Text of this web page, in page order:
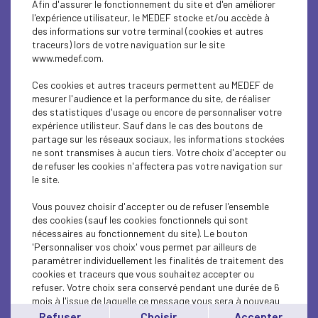
SOCIAL
CSR
PARITY-DIVERSITY
ECONOMY
ECONOMY
MEDEF LIFE
MEDEF LIFE
MEDEF LIFE
ECONOMY
Afin d'assurer le fonctionnement du site et d'en améliorer
l'expérience utilisateur, le MEDEF stocke et/ou accède à
des informations sur votre terminal (cookies et autres
traceurs) lors de votre naviguation sur le site
www.medef.com.
Ces cookies et autres traceurs permettent au MEDEF de
mesurer l'audience et la performance du site, de réaliser
des statistiques d'usage ou encore de personnaliser votre
expérience utilisteur. Sauf dans le cas des boutons de
partage sur les réseaux sociaux, les informations stockées
ne sont transmises à aucun tiers. Votre choix d'accepter ou
de refuser les cookies n'affectera pas votre navigation sur
le site.
Vous pouvez choisir d'accepter ou de refuser l'ensemble
des cookies (sauf les cookies fonctionnels qui sont
nécessaires au fonctionnement du site). Le bouton
'Personnaliser vos choix' vous permet par ailleurs de
paramétrer individuellement les finalités de traitement des
cookies et traceurs que vous souhaitez accepter ou
refuser. Votre choix sera conservé pendant une durée de 6
mois à l'issue de laquelle ce message vous sera à nouveau
affiché..